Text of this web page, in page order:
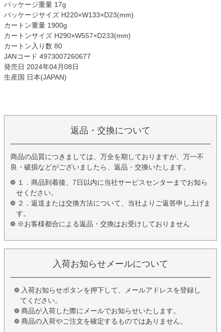
パッケージ重量 17g
パッケージサイズ H220×W133×D23(mm)
カートン重量 1900g
カートンサイズ H290×W557×D233(mm)
カートン入り数 80
JANコード 4973007260677
発売日 2024年04月08日
生産国 日本(JAPAN)
返品・交換について
商品の品質につきましては、万全を期しておりますが、万一不
良・破損などがございましたら、返品・交換いたします。
１．商品到着後、7日以内に当社サービスセンターまでお知ら
せください。
２．返送または交換方法について、当社よりご返答申し上げま
す。
※お客様都合による返品・交換はお受けしておりません
入荷お知らせメールについて
入荷お知らせボタンを押下して、メールアドレスを登録し
てください。
商品が入荷した際にメールでお知らせいたします。
商品の入荷やご注文を確定するものではありません。